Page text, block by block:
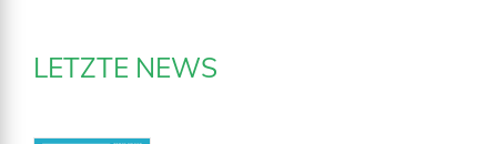
LETZTE NEWS